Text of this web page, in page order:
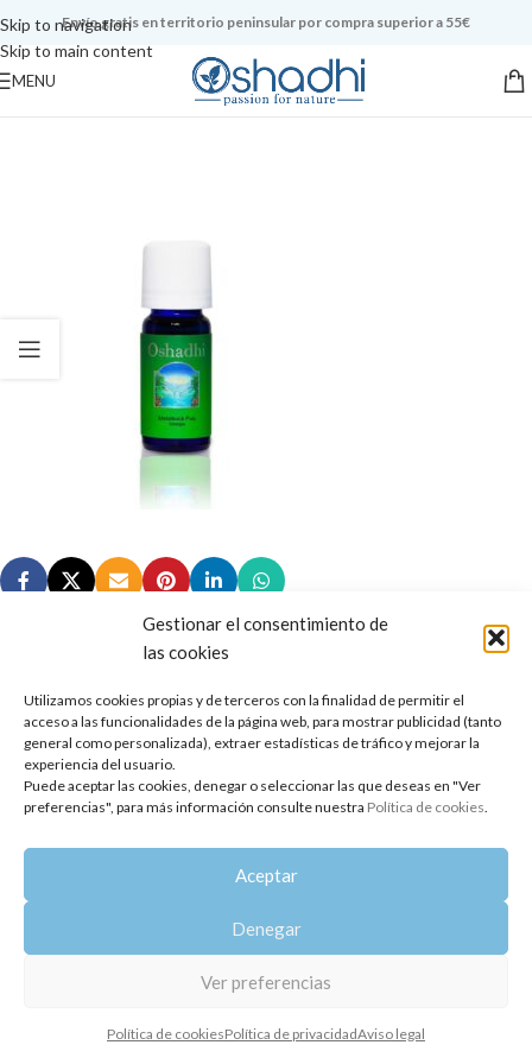
Gestionar el consentimiento de
las cookies
Utilizamos cookies propias y de terceros con la finalidad de permitir el
acceso a las funcionalidades de la página web, para mostrar publicidad (tanto
general como personalizada), extraer estadísticas de tráfico y mejorar la
experiencia del usuario.
Puede aceptar las cookies, denegar o seleccionar las que deseas en "Ver
preferencias", para más información consulte nuestra Política de cookies.
Aceptar
Denegar
Ver preferencias
Política de cookiesPolítica de privacidadAviso legal
Skip to navigation
Skip to main content
Envío gratis en territorio peninsular por compra superior a 55€
MENU
Copyright 2014-2025 Oshadhi España
Todos los derechos reservados.
Política de privacidad | Aviso legal | Política de cookies